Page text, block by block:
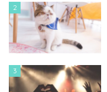
2
3